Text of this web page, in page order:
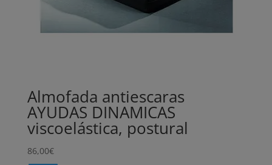
Almofada antiescaras
AYUDAS DINAMICAS
viscoelástica, postural
86,00€